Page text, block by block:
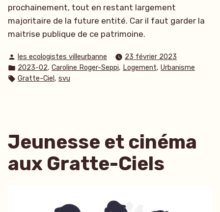
prochainement, tout en restant largement
majoritaire de la future entité. Car il faut garder la
maitrise publique de ce patrimoine.
Publié
par
les ecologistes villeurbanne
23 février 2023
Publié
dans
2023-02, Caroline Roger-Seppi, Logement, Urbanisme
Étiquettes :
Gratte-Ciel , svu
Jeunesse et cinéma
aux Gratte-Ciels